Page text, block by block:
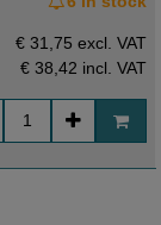
€ 31,75 excl. VAT
€ 38,42 incl. VAT